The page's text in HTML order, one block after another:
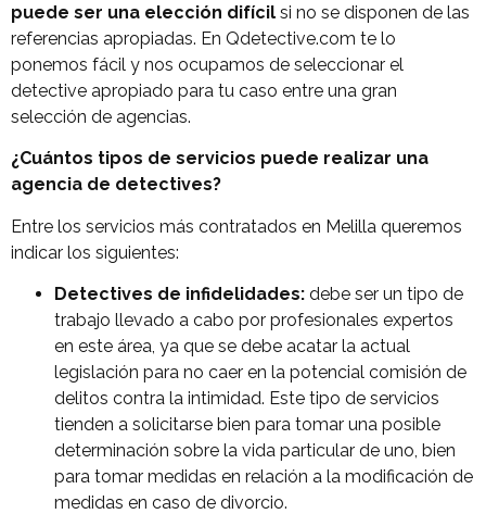
puede ser una elección difícil si no se disponen de las
referencias apropiadas. En Qdetective.com te lo
ponemos fácil y nos ocupamos de seleccionar el
detective apropiado para tu caso entre una gran
selección de agencias.
¿Cuántos tipos de servicios puede realizar una
agencia de detectives?
Entre los servicios más contratados en Melilla queremos
indicar los siguientes:
Detectives de infidelidades: debe ser un tipo de
trabajo llevado a cabo por profesionales expertos
en este área, ya que se debe acatar la actual
legislación para no caer en la potencial comisión de
delitos contra la intimidad. Este tipo de servicios
tienden a solicitarse bien para tomar una posible
determinación sobre la vida particular de uno, bien
para tomar medidas en relación a la modificación de
medidas en caso de divorcio.